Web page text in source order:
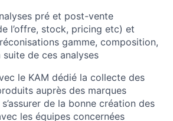
pré et post-vente
l’offre, stock, pricing etc) et
gamme, composition,
de ces analyses
le KAM dédié la collecte des
auprès des marques
de la bonne création des
les équipes concernées